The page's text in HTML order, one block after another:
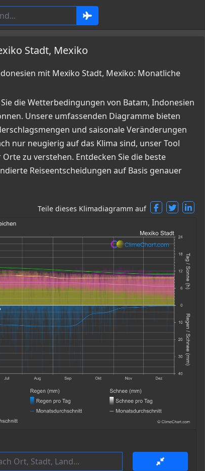
Stadt, Mexiko
mit Mexiko Stadt, Mexiko: Monatliche
die Wetterbedingungen von Batam, Indonesien
Unsere umfassenden Diagramme bieten
und saisonale Veränderungen
nur neugierig auf das Klima sind, unser Tool
zu verstehen. Entdecken Sie die beste
Reiseentscheidungen auf Basis genauer
Teile dieses Klimadiagramm auf